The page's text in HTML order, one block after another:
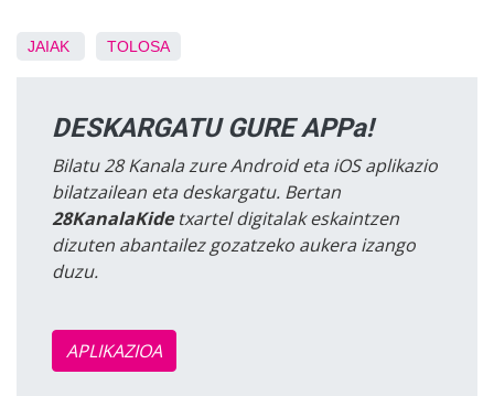
JAIAK TOLOSA
DESKARGATU GURE APPa!
Bilatu 28 Kanala zure Android eta iOS aplikazio
bilatzailean eta deskargatu. Bertan
28KanalaKidetxartel digitalak eskaintzen
dizuten abantailez gozatzeko aukera izango
duzu.
APLIKAZIOA